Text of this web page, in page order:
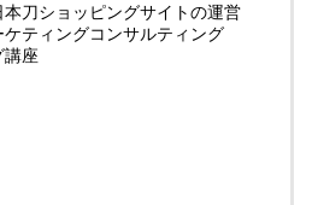
本刀ショッピングサイトの運営
ケティングコンサルティング
講座